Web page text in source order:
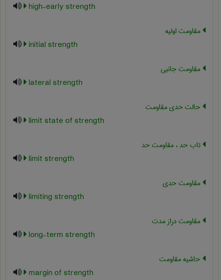
high-early strength
مقاومت اولیه
initial strength
مقاومت جانبی
lateral strength
حالت حدی مقاومت
limit state of strength
تاب حد ، مقاومت حد
limit strength
مقاومت حدی
limiting strength
مقاومت دراز مدت
long-term strength
حاشیه مقاومت
margin of strength